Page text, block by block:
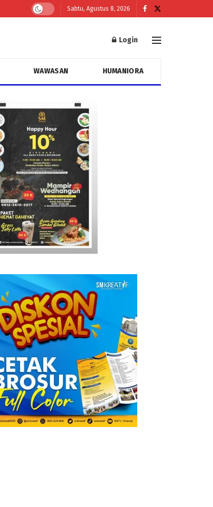
Sabtu, Agustus 8, 2026
Login
WAWASAN HUMANIORA